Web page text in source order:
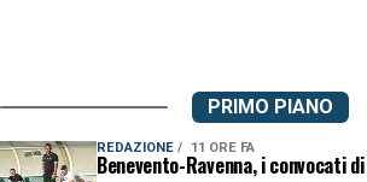
PRIMO PIANO
REDAZIONE 11 ORE FA
Benevento-Ravenna, i convocati